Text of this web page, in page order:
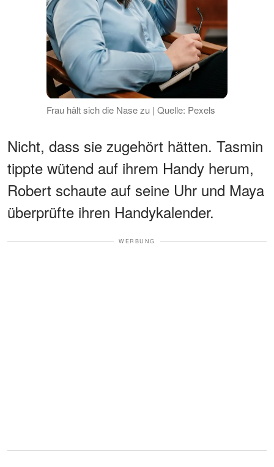
Frau hält sich die Nase zu | Quelle: Pexels
Nicht, dass sie zugehört hätten. Tasmin
tippte wütend auf ihrem Handy herum,
Robert schaute auf seine Uhr und Maya
überprüfte ihren Handykalender.
WERBUNG